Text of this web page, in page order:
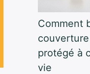
Comment
protégé à
vie